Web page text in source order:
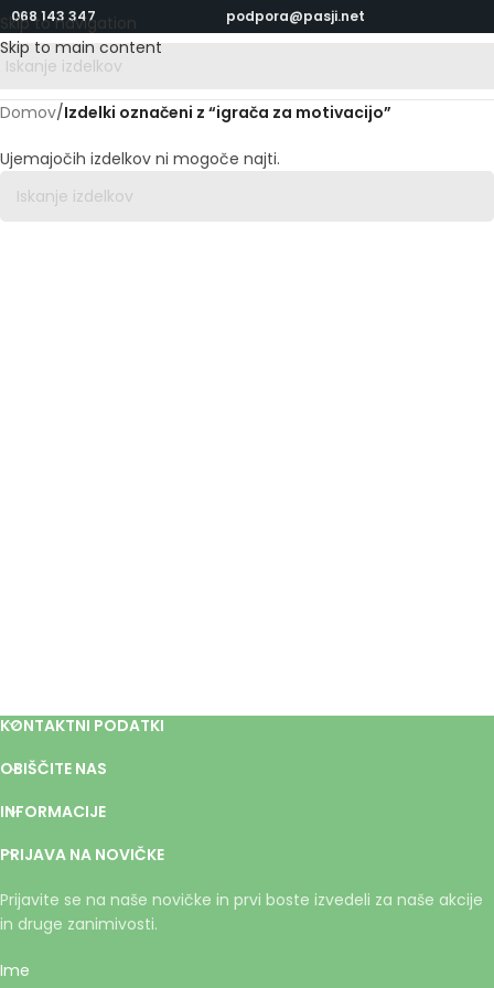
Skip to navigation
Skip to main content
068 143 347 podpora@pasji.net
Domov/Izdelki označeni z “igrača za motivacijo”
Ujemajočih izdelkov ni mogoče najti.
KONTAKTNI PODATKI
OBIŠČITE NAS
INFORMACIJE
PRIJAVA NA NOVIČKE
Prijavite se na naše novičke in prvi boste izvedeli za naše akcije
in druge zanimivosti.
Ime